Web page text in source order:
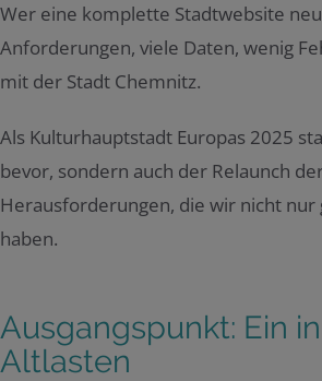
Wer eine komplette Stadtwebsite
Anforderungen, viele Daten, wenig
mit der Stadt Chemnitz.
Als Kulturhauptstadt Europas 2025
bevor, sondern auch der Relaunch
Herausforderungen, die wir nicht
haben.
Ausgangspunkt: Ein
Altlasten